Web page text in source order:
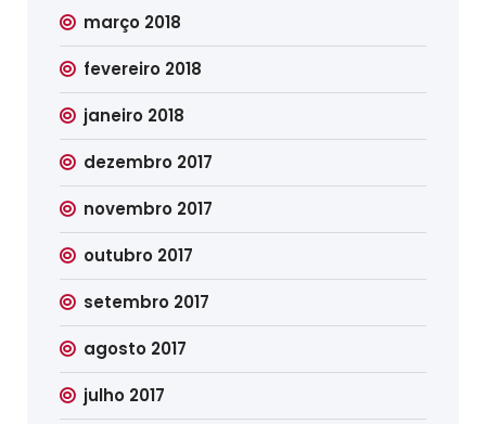
março 2018
fevereiro 2018
janeiro 2018
dezembro 2017
novembro 2017
outubro 2017
setembro 2017
agosto 2017
julho 2017